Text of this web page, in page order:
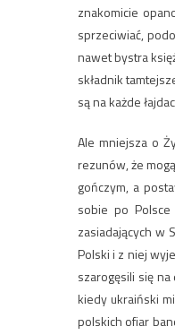
znakomicie
sprzeciwiać,
nawet bystra
składnik
są na każde
Ale mniejsza o
rezunów, że
gończym, a
sobie po
zasiadających w
Polski i z niej
szarogęsili się
kiedy ukraiński
polskich ofiar